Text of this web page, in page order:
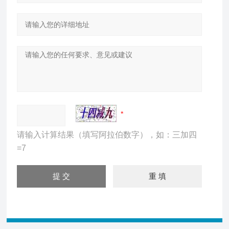
请输入计算结果（填写阿拉伯数字），如：三加四
=7